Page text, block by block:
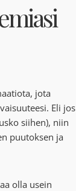
jota
Eli jos
siihen), niin
puutoksen ja
olla usein